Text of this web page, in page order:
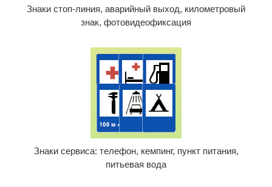
Знаки стоп-линия, аварийный выход, километровый
знак, фотовидеофиксация
Знаки сервиса: телефон, кемпинг, пункт питания,
питьевая вода